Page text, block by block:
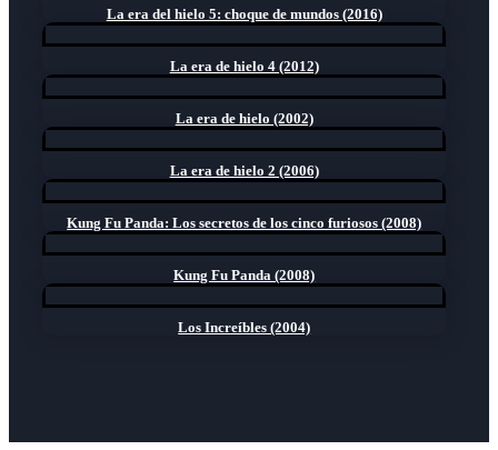
La era del hielo 5: choque de mundos (2016)
La era de hielo 4 (2012)
La era de hielo (2002)
La era de hielo 2 (2006)
Kung Fu Panda: Los secretos de los cinco furiosos (2008)
Kung Fu Panda (2008)
Los Increíbles (2004)